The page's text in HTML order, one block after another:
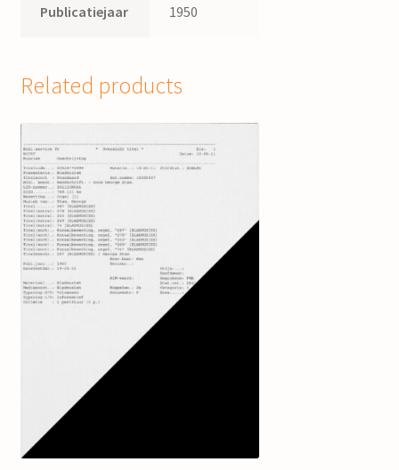
Publicatiejaar 1950
Related products